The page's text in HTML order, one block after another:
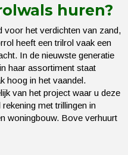
huren?
voor het verdichten van zand,
heeft een trilrol vaak een
In de nieuwste generatie
haar assortiment staat
hoog in het vaandel.
van het project waar u deze
met trillingen in
woningbouw. Bove verhuurt